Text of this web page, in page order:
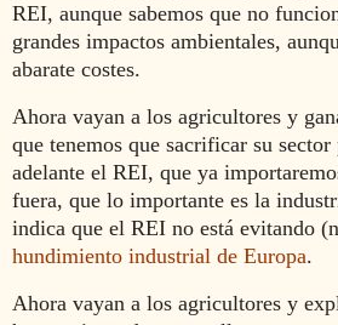
REI, aunque sabemos que no
grandes impactos ambientales,
abarate costes.
Ahora vayan a los agricultores y
que tenemos que sacrificar su
adelante el REI, que ya
fuera, que lo importante es la
indica que el REI no está evitando
hundimiento industrial de Europa.
Ahora vayan a los agricultores y